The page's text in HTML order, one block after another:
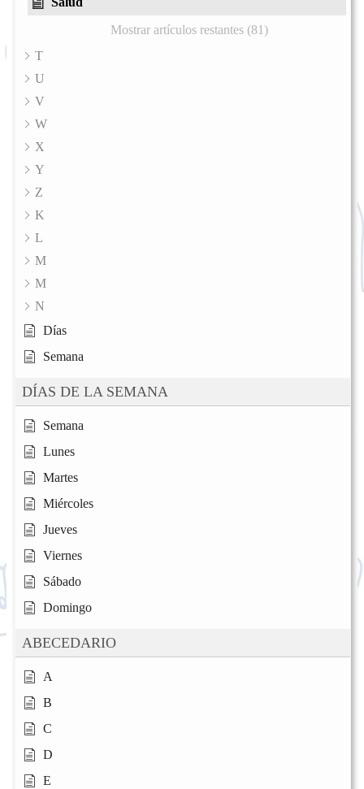
Mostrar artículos restantes (81)
T
U
V
W
X
Y
Z
K
L
M
M
N
Días
Semana
DÍAS DE LA SEMANA
Semana
Lunes
Martes
Miércoles
Jueves
Viernes
Sábado
Domingo
ABECEDARIO
A
B
C
D
E